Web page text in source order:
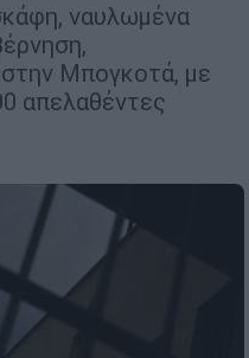
ναυλωμένα
Μπογκοτά, με
απελαθέντες